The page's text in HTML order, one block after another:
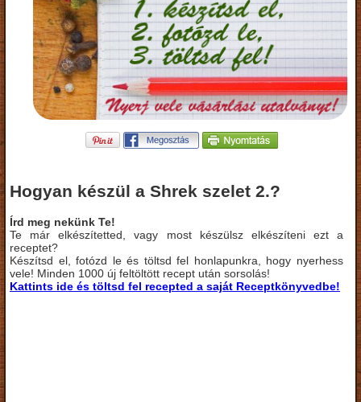
Hogyan készül a Shrek szelet 2.?
Írd meg nekünk Te!
Te már elkészítetted, vagy most készülsz elkészíteni ezt a
receptet?
Készítsd el, fotózd le és töltsd fel honlapunkra, hogy nyerhess
vele! Minden 1000 új feltöltött recept után sorsolás!
Kattints ide és töltsd fel recepted a saját Receptkönyvedbe!